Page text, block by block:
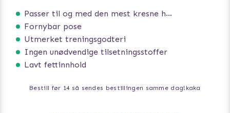
Passer til og med den mest kresne hunden
Fornybar pose
Utmerket treningsgodteri
Ingen unødvendige tilsetningsstoffer
Lavt fettinnhold
Bestill før 14 så sendes bestillingen samme dag! kaka